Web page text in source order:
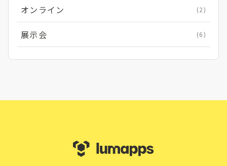
オンライン (2)
展示会 (6)